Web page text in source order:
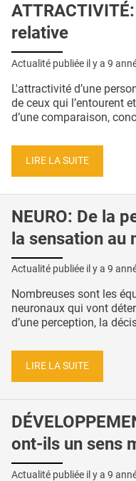
relative
Actualité publiée il y a 9
L'attractivité d’une
de ceux qui l’entourent
d’une comparaison,
LIRE LA SUITE
NEURO: De la
la sensation au
Actualité publiée il y a 9
Nombreuses sont les
neuronaux qui vont
d’une perception, la
LIRE LA SUITE
ont-ils un sens
Actualité publiée il y a 9